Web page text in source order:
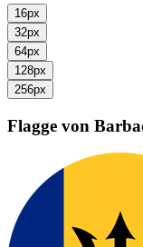
16px
32px
64px
128px
256px
Flagge von